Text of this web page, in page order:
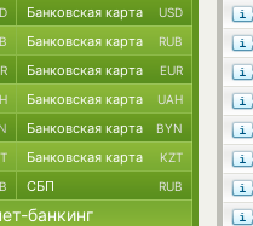
Банковская карта USD
Банковская карта RUB
Банковская карта EUR
Банковская карта UAH
Банковская карта BYN
Банковская карта KZT
СБП RUB
банкинг